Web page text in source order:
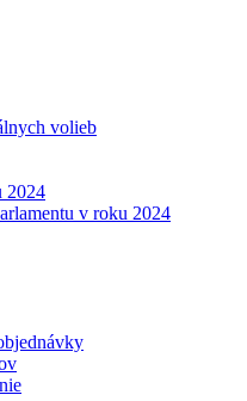
volieb
2024
v roku 2024